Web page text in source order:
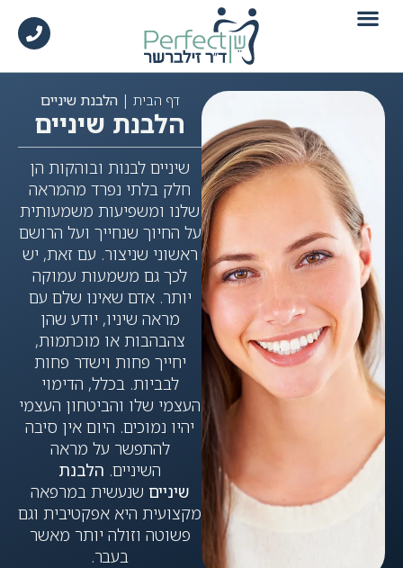
לתוכן
דף הבית |הלבנת שיניים
הלבנת שיניים
שיניים לבנות ובוהקות הן
חלק בלתי נפרד מהמראה
שלנו ומשפיעות משמעותית
על החיוך שנחייך ועל הרושם
ראשוני שניצור. עם זאת, יש
לכך גם משמעות עמוקה
יותר. אדם שאינו שלם עם
מראה שיניו, יודע שהן
צהבהבות או מוכתמות,
יחייך פחות וישדר פחות
לבביות. בכלל, הדימוי
העצמי שלו והביטחון העצמי
יהיו נמוכים. היום אין סיבה
להתפשר על מראה
השיניים. הלבנת
שיניים שנעשית במרפאה
מקצועית היא אפקטיבית וגם
פשוטה וזולה יותר מאשר
בעבר.